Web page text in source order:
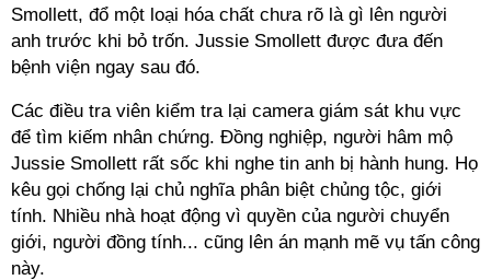
Smollett, đổ một loại hóa chất chưa rõ là gì lên người
anh trước khi bỏ trốn. Jussie Smollett được đưa đến
bệnh viện ngay sau đó.
Các điều tra viên kiểm tra lại camera giám sát khu vực
để tìm kiếm nhân chứng. Đồng nghiệp, người hâm mộ
Jussie Smollett rất sốc khi nghe tin anh bị hành hung. Họ
kêu gọi chống lại chủ nghĩa phân biệt chủng tộc, giới
tính. Nhiều nhà hoạt động vì quyền của người chuyển
giới, người đồng tính... cũng lên án mạnh mẽ vụ tấn công
này.